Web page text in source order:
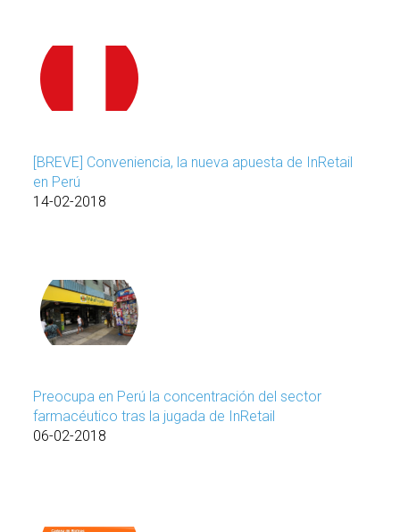
[BREVE] Conveniencia, la nueva apuesta de InRetail
en Perú
14-02-2018
Preocupa en Perú la concentración del sector
farmacéutico tras la jugada de InRetail
06-02-2018